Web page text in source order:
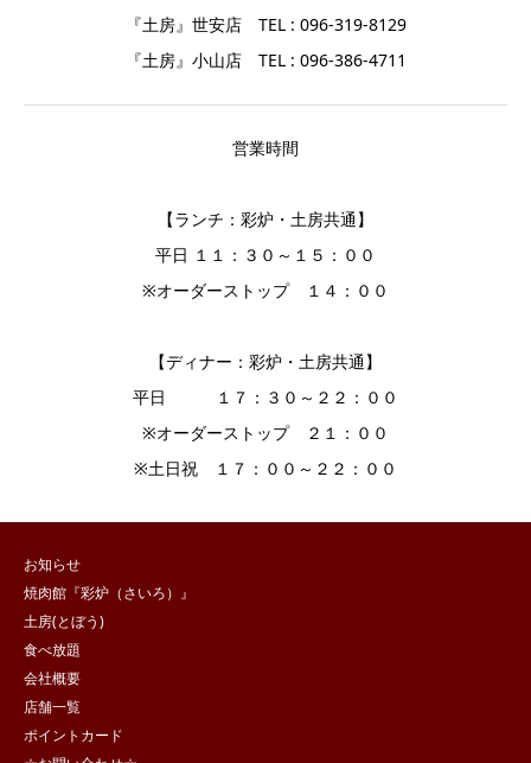
『土房』世安店 TEL : 096-319-8129
『土房』小山店 TEL : 096-386-4711
営業時間
【ランチ：彩炉・土房共通】
平日 １１：３０～１５：００
※オーダーストップ １４：００
【ディナー：彩炉・土房共通】
平日 １７：３０～２２：００
※オーダーストップ ２１：００
※土日祝 １７：００～２２：００
お知らせ
焼肉館『彩炉（さいろ）』
土房(とぼう)
食べ放題
会社概要
店舗一覧
ポイントカード